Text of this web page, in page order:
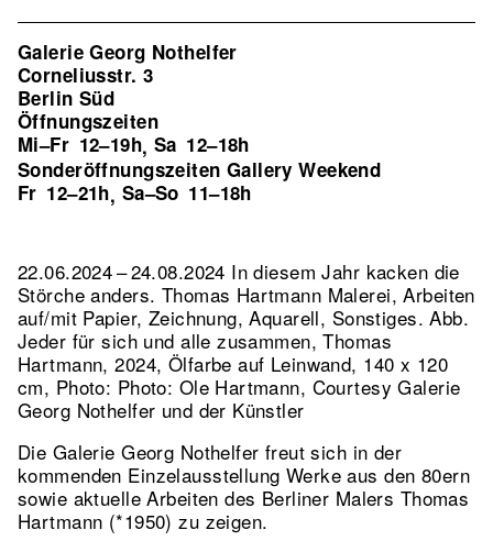
Galerie Georg Nothelfer
Corneliusstr. 3
Berlin Süd
Öffnungszeiten
Mi–Fr 12–19h, Sa 12–18h
Sonderöffnungszeiten Gallery Weekend
Fr 12–21h, Sa–So 11–18h
22.06.2024 – 24.08.2024 In diesem Jahr kacken die
Störche anders. Thomas Hartmann Malerei, Arbeiten
auf/mit Papier, Zeichnung, Aquarell, Sonstiges.Abb.
Jeder für sich und alle zusammen, Thomas
Hartmann, 2024, Ölfarbe auf Leinwand, 140 x 120
cm, Photo: Photo: Ole Hartmann, Courtesy Galerie
Georg Nothelfer und der Künstler
Die Galerie Georg Nothelfer freut sich in der
kommenden Einzelausstellung Werke aus den 80ern
sowie aktuelle Arbeiten des Berliner Malers Thomas
Hartmann (*1950) zu zeigen.